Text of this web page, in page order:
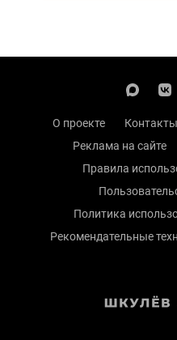
О проекте Контакты
Реклама на сайте
Правила
Политика
Рекомендательные